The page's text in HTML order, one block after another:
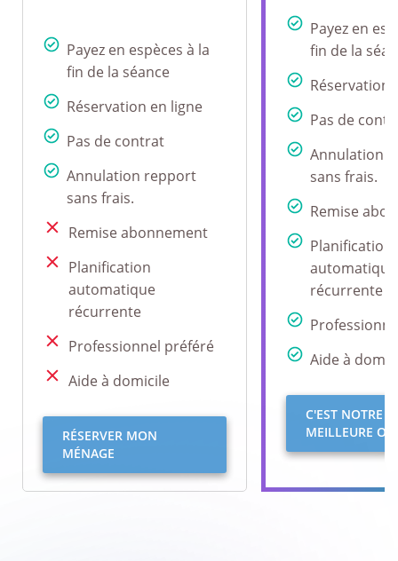
Payez en
fin de la
Réservation
Pas de
Annulation
sans frais.
Remise
Planification
automatique
récurrente
Aide à
C'EST NOTRE
MEILLEURE
Payez en espèces à la
fin de la séance
Réservation en ligne
Pas de contrat
Annulation repport
sans frais.
Remise abonnement
Planification
automatique
récurrente
Professionnel préféré
Aide à domicile
RÉSERVER MON
MÉNAGE